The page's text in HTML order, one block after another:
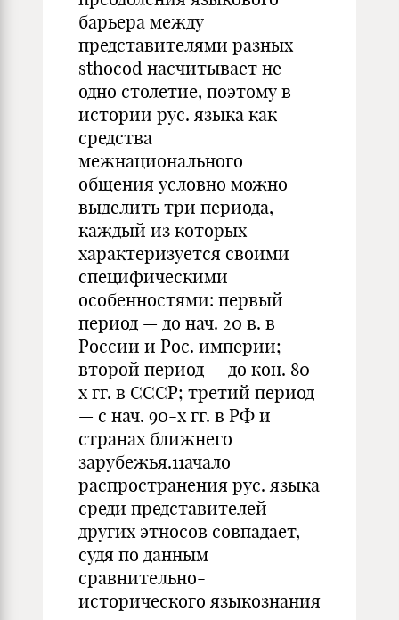
барьера между
представителями разных
sthocod насчитывает не
одно столетие, поэтому в
истории рус. языка как
средства
межнационального
общения условно можно
выделить три периода,
каждый из которых
характеризуется своими
специфическими
особенностями: первый
период — до нач. 20 в. в
России и Рос. империи;
второй период — до кон. 80-
х гг. в СССР; третий период
— с нач. 90-х гг. в РФ и
странах ближнего
зарубежья.11ачало
распространения рус. языка
среди представителей
других этносов совпадает,
судя по данным
сравнительно-
исторического языкознания